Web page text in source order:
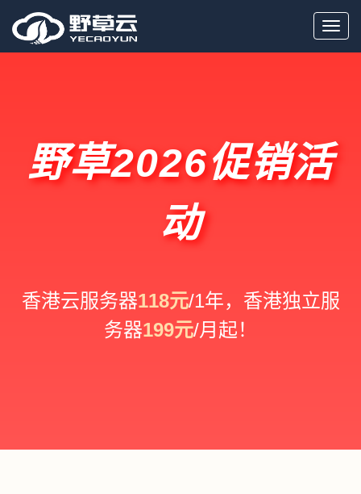
野草2026促销活
动
香港云服务器118元/1年，香港独立服
务器199元/月起！